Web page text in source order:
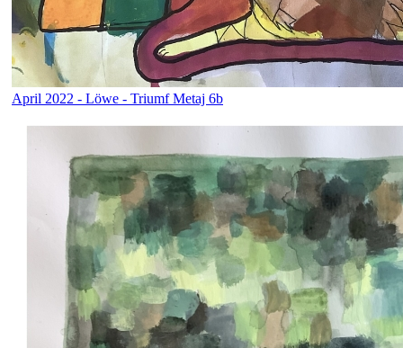
April 2022 - Löwe - Triumf Metaj 6b